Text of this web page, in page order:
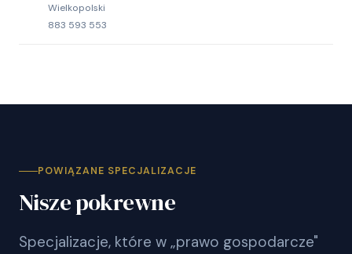
Wielkopolski
883 593 553
POWIĄZANE SPECJALIZACJE
Nisze pokrewne
Specjalizacje, które w „prawo gospodarcze"